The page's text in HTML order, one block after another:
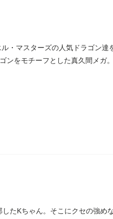
・マスターズの人気ドラゴン達
をモチーフとした真久間メガ
たKちゃん。そこにクセの強め